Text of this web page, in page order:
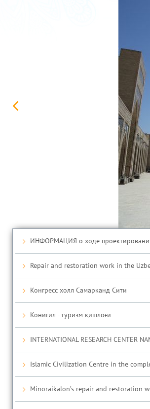
ИНФОРМАЦИЯ о ходе
Repair and restoration work in the
Конгресс холл Самарканд Сити
Конигил - туризм қишлоғи
INTERNATIONAL RESEARCH CENTER
Islamic Civilization Centre in the
Minoraikalon’s repair and restoration